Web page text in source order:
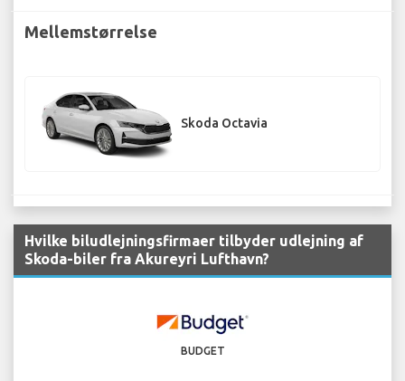
Mellemstørrelse
Skoda Octavia
Hvilke biludlejningsfirmaer tilbyder udlejning af
Skoda-biler fra Akureyri Lufthavn?
BUDGET